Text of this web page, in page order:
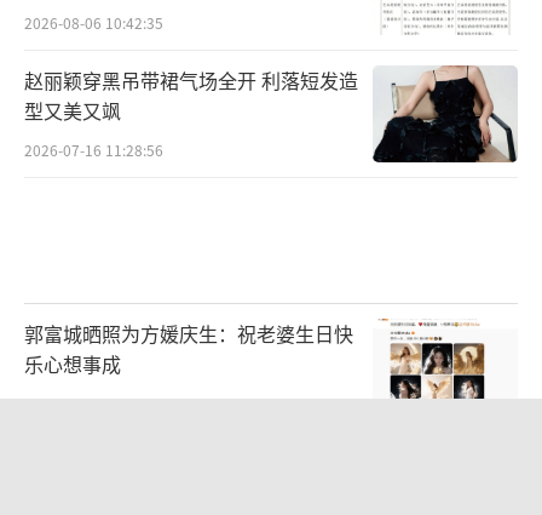
2026-08-06 10:42:35
赵丽颖穿黑吊带裙气场全开 利落短发造
型又美又飒
2026-07-16 11:28:56
郭富城晒照为方媛庆生：祝老婆生日快
乐心想事成
2026-08-06 10:57:07